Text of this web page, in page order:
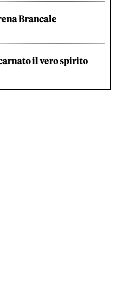
Brancale
il vero spirito